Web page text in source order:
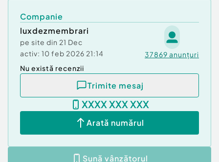
Companie
luxdezmembrari
pe site din 21 Dec
activ: 10 feb 2026 21:14 37869 anunțuri
Nu există recenzii
Trimite mesaj
XXXX XXX XXX
Arată numărul
Sună vânzătorul